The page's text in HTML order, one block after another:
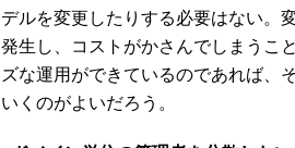
デルを変更したりする必要はない。
発生し、コストがかさんでしまうこ
ズな運用ができているのであれば、
いくのがよいだろう。